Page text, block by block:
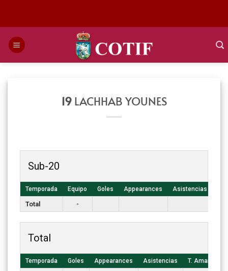
19LACHHAB YOUNES
Sub-20
Temporada Equipo Goles Appearances Asistencias
Total -
Total
Temporada Goles Appearances Asistencias T. Amarillas